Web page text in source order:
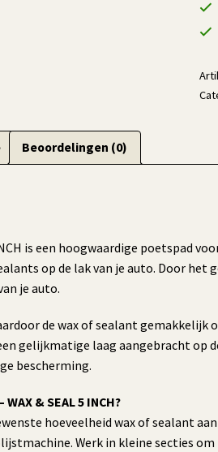
Beoordelingen (0)
INCH is een hoogwaardige
op de lak van je auto. Door
je auto.
de wax of sealant
gelijkmatige laag aangebracht op
bescherming.
& SEAL 5 INCH?
hoeveelheid wax of sealant
Werk in kleine secties